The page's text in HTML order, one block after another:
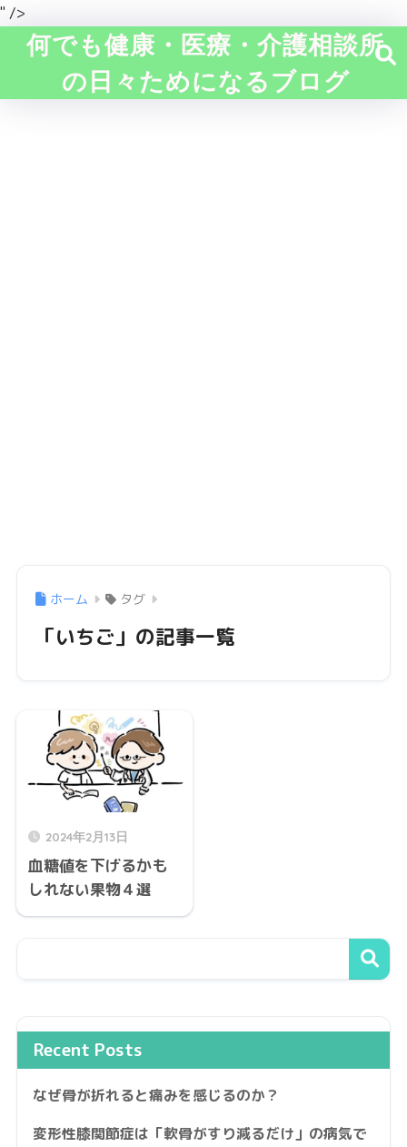
" />
何でも健康・医療・介護相談所
の日々ためになるブログ
ホーム タグ
「いちご」の記事一覧
2024年2月13日
血糖値を下げるかも
しれない果物４選
Recent Posts
なぜ骨が折れると痛みを感じるのか？
変形性膝関節症は「軟骨がすり減るだけ」の病気で